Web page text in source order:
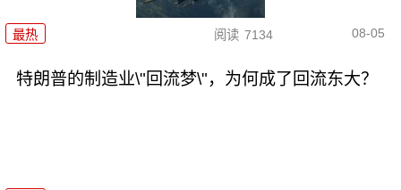
最热 阅读 7134 08-05
特朗普的制造业\"回流梦\"，为何成了回流东大？